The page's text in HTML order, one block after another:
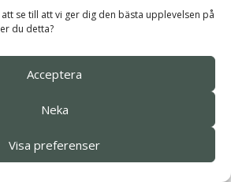
se till att vi ger dig den bästa upplevelsen på
du detta?
Acceptera
Neka
Visa preferenser
eftermiddagen genom den
ibland kallad
floden och för att se dem på
vi till i Beynac för att göra en